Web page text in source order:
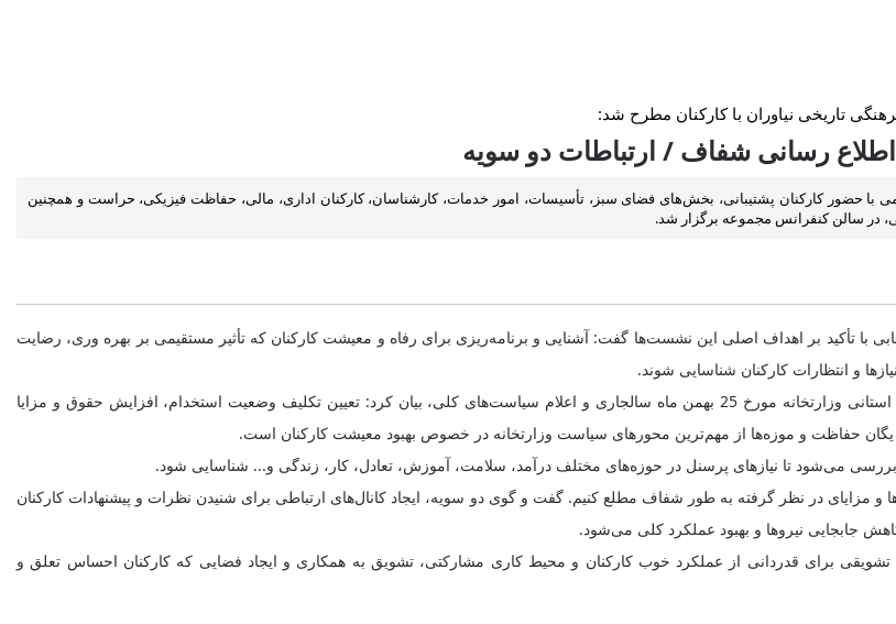
تاریخی نیاوران با کارکنان مطرح شد:
رسانی شفاف / ارتباطات دو سویه
جلسه عمومی با حضور کارکنان پشتیبانی، بخش‌های فضای سبز، تأسیسات، امور خدمات، کارشناسان، کارکنان اداری، مالی، حفاظت فیزیکی، حراست و همچنین
سالن کنفرانس مجموعه برگزار شد.
با تأکید بر اهداف اصلی این نشست‌ها گفت: آشنایی و برنامه‌ریزی برای رفاه و معیشت کارکنان که تأثیر مستقیمی بر بهره وری، رضایت
و انتظارات کارکنان شناسایی شوند.
مدیر مجموعه نیاوران با اشاره به جلسه مقام عالی وزارت با معاونین و مدیران ستادی و استانی وزارتخانه مورخ 25 بهمن ماه سالجاری و اعلام سیاست‌های کلی، بیان کرد: تعیین تکلیف وضعیت استخدام، افزایش حقوق و مزایا
بررسی می‌شود تا نیاز‌های پرسنل در حوزه‌های مختلف درآمد، سلامت، آموزش، تعادل، کار، زندگی و... شناسایی شود.
و مزایای در نظر گرفته به طور شفاف مطلع کنیم. گفت و گوی دو سویه، ایجاد کانال‌های ارتباطی برای شنیدن نظرات و پیشنهادات کارکنان
جابجایی نیرو‌ها و بهبود عملکرد کلی می‌شود.
برای قدردانی از عملکرد خوب کارکنان و محیط کاری مشارکتی، تشویق به همکاری و ایجاد فضایی که کارکنان احساس تعلق و